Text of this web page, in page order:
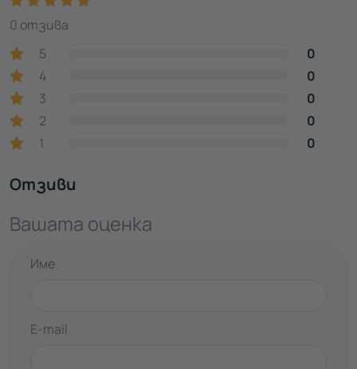
0 отзива
5
0
4
0
3
0
2
0
1
0
Отзиви
Вашата оценка
Име
E-mail